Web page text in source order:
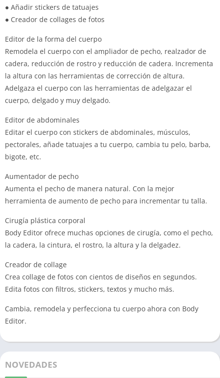
● Añadir stickers de tatuajes
● Creador de collages de fotos
Editor de la forma del cuerpo
Remodela el cuerpo con el ampliador de pecho, realzador de
cadera, reducción de rostro y reducción de cadera. Incrementa
la altura con las herramientas de corrección de altura.
Adelgaza el cuerpo con las herramientas de adelgazar el
cuerpo, delgado y muy delgado.
Editor de abdominales
Editar el cuerpo con stickers de abdominales, músculos,
pectorales, añade tatuajes a tu cuerpo, cambia tu pelo, barba,
bigote, etc.
Aumentador de pecho
Aumenta el pecho de manera natural. Con la mejor
herramienta de aumento de pecho para incrementar tu talla.
Cirugía plástica corporal
Body Editor ofrece muchas opciones de cirugía, como el pecho,
la cadera, la cintura, el rostro, la altura y la delgadez.
Creador de collage
Crea collage de fotos con cientos de diseños en segundos.
Edita fotos con filtros, stickers, textos y mucho más.
Cambia, remodela y perfecciona tu cuerpo ahora con Body
Editor.
NOVEDADES